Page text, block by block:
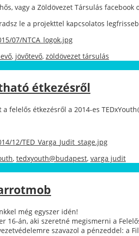
vagy a Zöldövezet Társulás facebook
le a projekttel kapcsolatos
07/NTCA_logok.jpg
, jövőtevő, zöldövezet társulás
étkezésről
felelős étkezésről a 2014-es
12/TED_Varga_Judit_stage.jpg
, tedxyouth@budapest, varga judit
még egyszer idén!
16-án, aki szeretné megismerni a
szavazol a pénzeddel: a